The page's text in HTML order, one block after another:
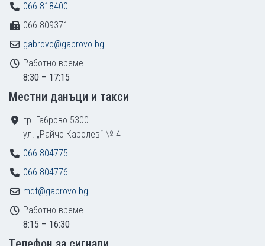
066 818400
066 809371
gabrovo@gabrovo.bg
Работно време
8:30 – 17:15
Местни данъци и такси
гр. Габрово 5300
ул. „Райчо Каролев“ № 4
066 804775
066 804776
mdt@gabrovo.bg
Работно време
8:15 – 16:30